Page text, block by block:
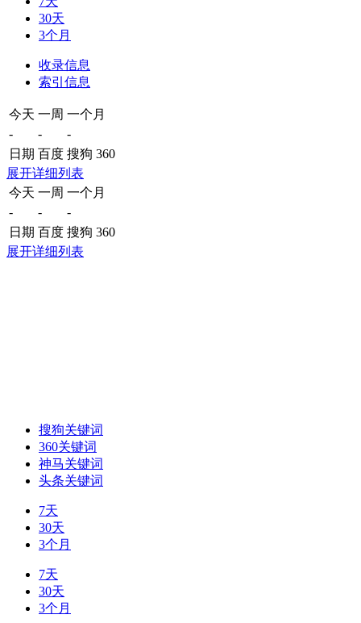
30天
3个月
收录信息
索引信息
今天 一周 一个月
-
-
-
日期 百度 搜狗 360
展开详细列表
今天 一周 一个月
-
-
-
日期 百度 搜狗 360
展开详细列表
搜狗关键词
360关键词
神马关键词
头条关键词
7天
30天
3个月
7天
30天
3个月